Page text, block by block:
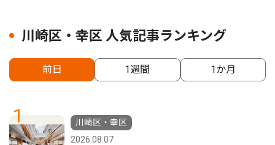
川崎区・幸区 人気記事ランキング
前日 1週間 1か月
1
川崎区・幸区
2026.08.07